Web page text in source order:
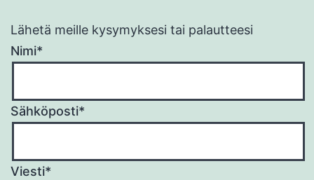
Lähetä meille kysymyksesi tai palautteesi
Nimi*
Sähköposti*
Viesti*